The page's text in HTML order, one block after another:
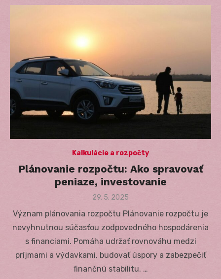
Kalkulácie a rozpočty
Plánovanie rozpočtu: Ako spravovať
peniaze, investovanie
Posted
29. 5. 2025
Význam plánovania rozpočtu Plánovanie rozpočtu je
nevyhnutnou súčasťou zodpovedného hospodárenia
s financiami. Pomáha udržať rovnováhu medzi
príjmami a výdavkami, budovať úspory a zabezpečiť
finančnú stabilitu. …